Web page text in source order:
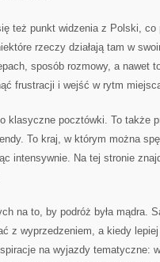
też punkt widzenia z Polski, co
rzeczy działają tam w
sposób rozmowy, a nawet
frustracji i wejść w rytm
klasyczne pocztówki. To także
To kraj, w którym można
intensywnie. Na tej stronie
na to, by podróż była mądra.
z wyprzedzeniem, a kiedy
na wyjazdy tematyczne: